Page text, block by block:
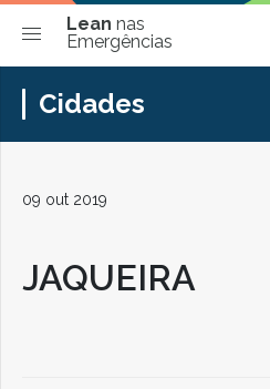
Lean nas
Emergências
Cidades
09 out 2019
JAQUEIRA